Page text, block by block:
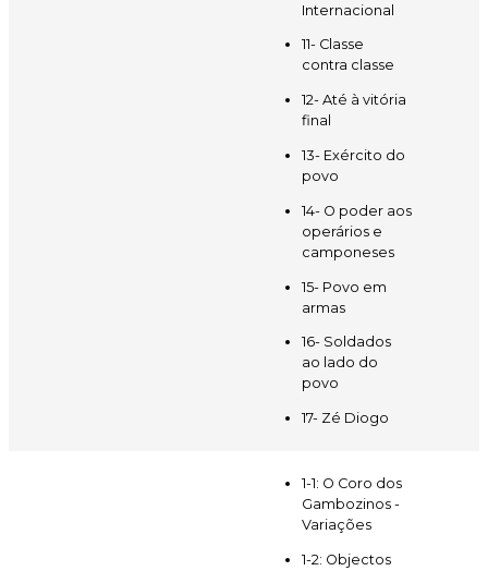
Internacional
11- Classe
contra classe
12- Até à vitória
final
13- Exército do
povo
14- O poder aos
operários e
camponeses
15- Povo em
armas
16- Soldados
ao lado do
povo
17- Zé Diogo
1-1: O Coro dos
Gambozinos -
Variações
1-2: Objectos